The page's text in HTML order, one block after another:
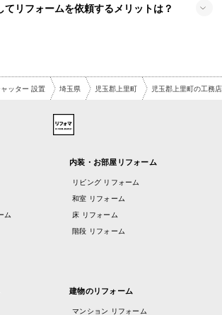
てリフォームを依頼するメリットは？
ッター 設置 埼玉県 児玉郡上里町 児玉郡上里町の工務
ム
内装・お部屋リフォーム
リビング リフォーム
和室 リフォーム
床 リフォーム
階段 リフォーム
建物のリフォーム
マンション リフォーム